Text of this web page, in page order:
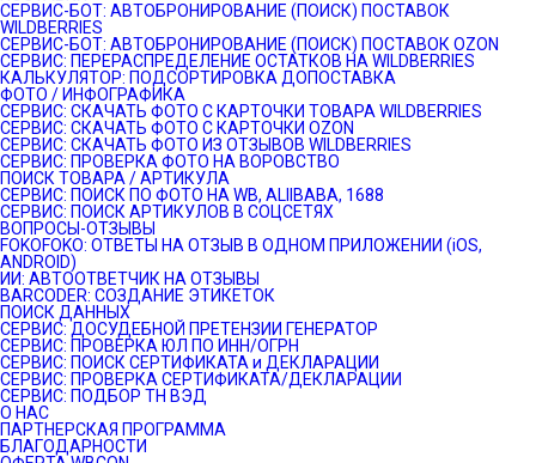
CЕРВИС-БОТ: АВТОБРОНИРОВАНИЕ (ПОИСК) ПОСТАВОК
WILDBERRIES
СЕРВИС-БОТ: АВТОБРОНИРОВАНИЕ (ПОИСК) ПОСТАВОК OZON
СЕРВИС: ПЕРЕРАСПРЕДЕЛЕНИЕ ОСТАТКОВ НА WILDBERRIES
КАЛЬКУЛЯТОР: ПОДСОРТИРОВКА ДОПОСТАВКА
ФОТО / ИНФОГРАФИКА
СЕРВИС: СКАЧАТЬ ФОТО С КАРТОЧКИ ТОВАРА WILDBERRIES
СЕРВИС: СКАЧАТЬ ФОТО С КАРТОЧКИ OZON
СЕРВИС: СКАЧАТЬ ФОТО ИЗ ОТЗЫВОВ WILDBERRIES
СЕРВИС: ПРОВЕРКА ФОТО НА ВОРОВСТВО
ПОИСК ТОВАРА / АРТИКУЛА
СЕРВИС: ПОИСК ПО ФОТО НА WB, ALIIBABA, 1688
СЕРВИС: ПОИСК АРТИКУЛОВ В СОЦСЕТЯХ
ВОПРОСЫ-ОТЗЫВЫ
FOKOFOKO: ОТВЕТЫ НА ОТЗЫВ В ОДНОМ ПРИЛОЖЕНИИ (iOS,
ANDROID)
ИИ: АВТООТВЕТЧИК НА ОТЗЫВЫ
BARCODER: СОЗДАНИЕ ЭТИКЕТОК
ПОИСК ДАННЫХ
СЕРВИС: ДОСУДЕБНОЙ ПРЕТЕНЗИИ ГЕНЕРАТОР
СЕРВИС: ПРОВЕРКА ЮЛ ПО ИНН/ОГРН
СЕРВИС: ПОИСК СЕРТИФИКАТА и ДЕКЛАРАЦИИ
СЕРВИС: ПРОВЕРКА СЕРТИФИКАТА/ДЕКЛАРАЦИИ
СЕРВИС: ПОДБОР ТН ВЭД
О НАС
ПАРТНЕРСКАЯ ПРОГРАММА
БЛАГОДАРНОСТИ